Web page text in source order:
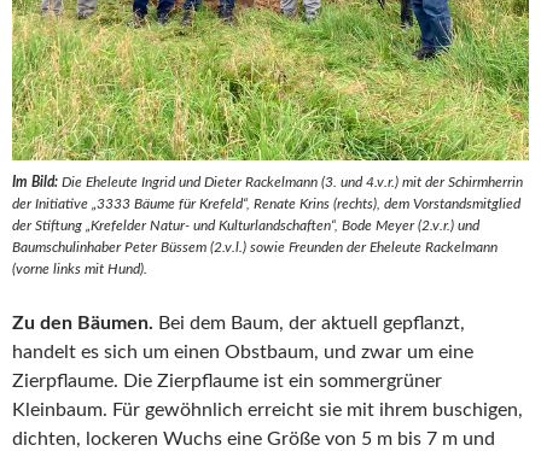
Im Bild: Die Eheleute Ingrid und Dieter Rackelmann (3. und 4.v.r.) mit der Schirmherrin
der Initiative „3333 Bäume für Krefeld“, Renate Krins (rechts), dem Vorstandsmitglied
der Stiftung „Krefelder Natur- und Kulturlandschaften“, Bode Meyer (2.v.r.) und
Baumschulinhaber Peter Büssem (2.v.l.) sowie Freunden der Eheleute Rackelmann
(vorne links mit Hund).
Zu den Bäumen. Bei dem Baum, der aktuell gepflanzt,
handelt es sich um einen Obstbaum, und zwar um eine
Zierpflaume. Die Zierpflaume ist ein sommergrüner
Kleinbaum. Für gewöhnlich erreicht sie mit ihrem buschigen,
dichten, lockeren Wuchs eine Größe von 5 m bis 7 m und